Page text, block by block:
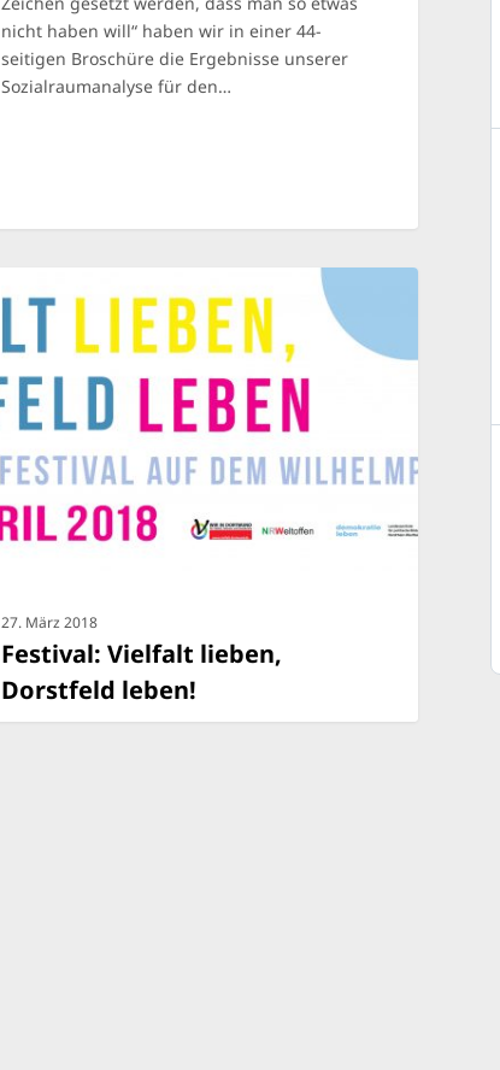
nicht haben will“ haben wir in einer 44-
seitigen Broschüre die Ergebnisse unserer
Sozialraumanalyse für den…
27. März 2018
Festival: Vielfalt lieben,
Dorstfeld leben!